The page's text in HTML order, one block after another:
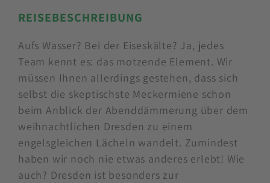
REISEBESCHREIBUNG
Aufs Wasser? Bei der Eiseskälte? Ja, jedes
Team kennt es: das motzende Element. Wir
müssen Ihnen allerdings gestehen, dass sich
selbst die skeptischste Meckermiene schon
beim Anblick der Abenddämmerung über dem
weihnachtlichen Dresden zu einem
engelsgleichen Lächeln wandelt. Zumindest
haben wir noch nie etwas anderes erlebt! Wie
auch? Dresden ist besonders zur